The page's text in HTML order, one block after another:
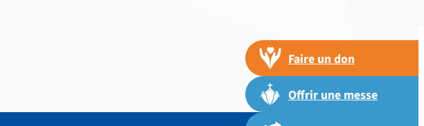
Faire un don
Offrir une messe